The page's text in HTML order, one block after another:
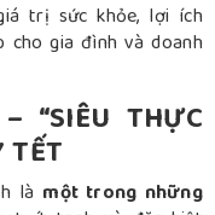
trị sức khỏe, lợi ích
cho gia đình và doanh
“SIÊU THỰC
TẾT
là một trong những